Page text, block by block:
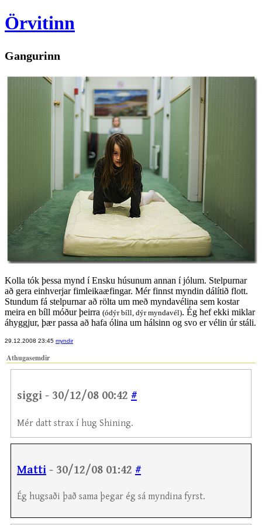
Örvitinn
Gangurinn
Kolla tók þessa mynd í Ensku húsunum annan í jólum. Stelpurnar
að gera einhverjar fimleikaæfingar. Mér finnst myndin dálítið flott.
Stundum fá stelpurnar að rölta um með myndavélina sem kostar
meira en bíll móður þeirra (ódýr bíll, dýr myndavél). Ég hef ekki miklar
áhyggjur, þær passa að hafa ólina um hálsinn og svo er vélin úr stáli.
29.12.2008 23:45 myndir
Athugasemdir
siggi - 30/12/08 00:42 #
Mér datt strax í hug Shining.
Matti - 30/12/08 01:42 #
Ég hugsaði það sama þegar ég sá myndina fyrst.